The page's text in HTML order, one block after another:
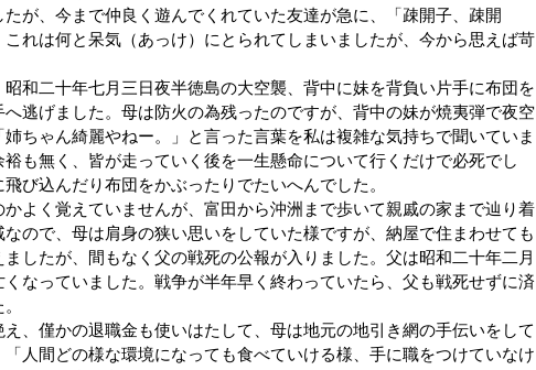
が、今まで仲良く遊んでくれていた友達が急に、「疎開子、疎開
れは何と呆気（あっけ）にとられてしまいましたが、今から思えば苛
和二十年七月三日夜半徳島の大空襲、背中に妹を背負い片手に布団を
逃げました。母は防火の為残ったのですが、背中の妹が焼夷弾で夜空
ちゃん綺麗やねー。」と言った言葉を私は複雑な気持ちで聞いていま
も無く、皆が走っていく後を一生懸命について行くだけで必死でし
び込んだり布団をかぶったりでたいへんでした。
よく覚えていませんが、富田から沖洲まで歩いて親戚の家まで辿り着
ので、母は肩身の狭い思いをしていた様ですが、納屋で住まわせても
したが、間もなく父の戦死の公報が入りました。父は昭和二十年二月
なっていました。戦争が半年早く終わっていたら、父も戦死せずに済
、僅かの退職金も使いはたして、母は地元の地引き網の手伝いをして
人間どの様な環境になっても食べていける様、手に職をつけていなけ